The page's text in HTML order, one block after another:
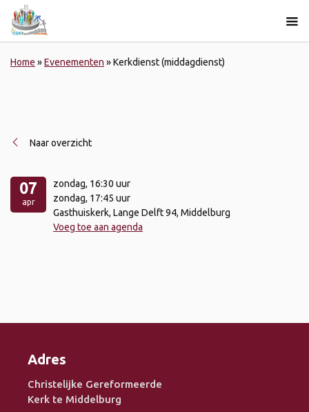
Home »Evenementen »Kerkdienst (middagdienst)
Naar overzicht
07
apr
zondag, 16:30 uur
zondag, 17:45 uur
Gasthuiskerk, Lange Delft 94, Middelburg
Voeg toe aan agenda
Adres
Christelijke Gereformeerde
Kerk te Middelburg